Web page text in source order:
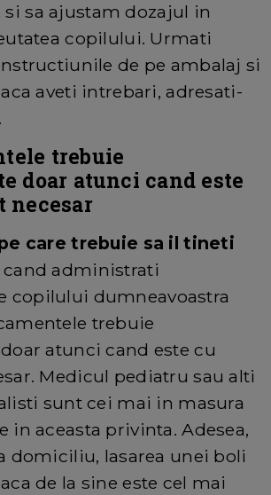
si sa ajustam dozajul in
copilului. Urmati
de pe ambalaj si
aveti intrebari, adresati-
trebuie
doar atunci cand este
necesar
care trebuie sa il tineti
administrati
copilului dumneavoastra
trebuie
atunci cand este cu
Medicul pediatru sau alti
sunt cei mai in masura
in aceasta privinta. Adesea,
domiciliu, lasarea unei boli
de la sine este cel mai